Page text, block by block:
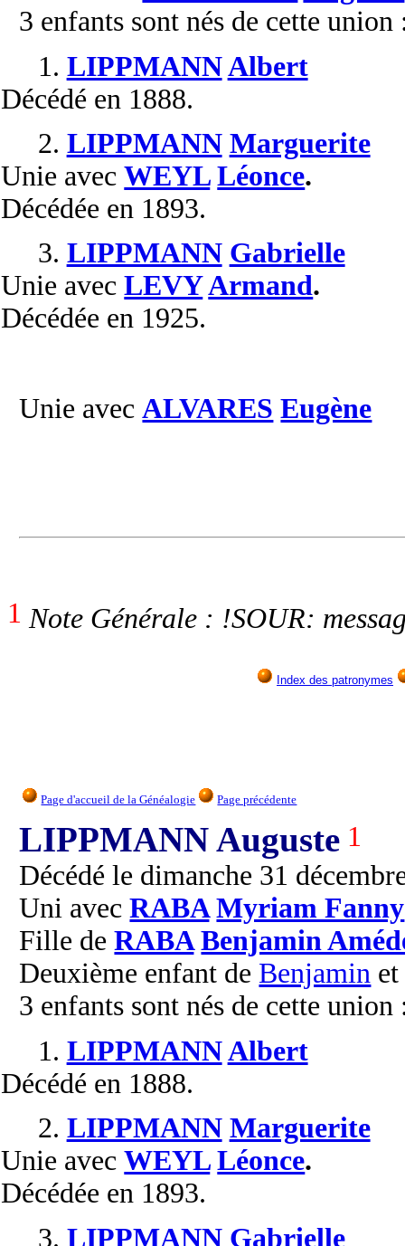
3 enfants sont nés de cette union
1. LIPPMANNAlbert
Décédé en 1888.
2. LIPPMANN Marguerite
Unie avecWEYL Léonce.
Décédée en 1893.
3. LIPPMANN Gabrielle
Unie avecLEVYArmand.
Décédée en 1925.
Unie avecALVARES Eugène
1 Note Générale : !SOUR:
Index des patronymes
Page d'accueil de la Généalogie Page précédente
LIPPMANN Auguste 1
Décédé le dimanche 31
Uni avecRABA Myriam Fanny
Fille deRABA Benjamin
Deuxième enfant de Benjamin
3 enfants sont nés de cette union
1. LIPPMANNAlbert
Décédé en 1888.
2. LIPPMANN Marguerite
Unie avecWEYL Léonce.
Décédée en 1893.
3. LIPPMANN Gabrielle